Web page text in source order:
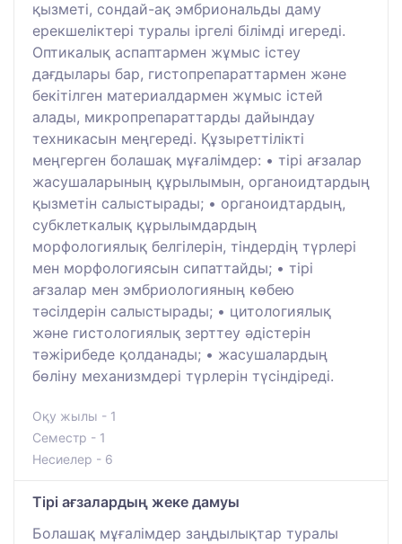
қызметі, сондай-ақ эмбриональды даму
ерекшеліктері туралы іргелі білімді игереді.
Оптикалық аспаптармен жұмыс істеу
дағдылары бар, гистопрепараттармен және
бекітілген материалдармен жұмыс істей
алады, микропрепараттарды дайындау
техникасын меңгереді. Құзыреттілікті
меңгерген болашақ мұғалімдер: • тірі ағзалар
жасушаларының құрылымын, органоидтардың
қызметін салыстырады; • органоидтардың,
субклеткалық құрылымдардың
морфологиялық белгілерін, тіндердің түрлері
мен морфологиясын сипаттайды; • тірі
ағзалар мен эмбриологияның көбею
тәсілдерін салыстырады; • цитологиялық
және гистологиялық зерттеу әдістерін
тәжірибеде қолданады; • жасушалардың
бөліну механизмдері түрлерін түсіндіреді.
Оқу жылы - 1
Семестр - 1
Несиелер - 6
Тірі ағзалардың жеке дамуы
Болашақ мұғалімдер заңдылықтар туралы